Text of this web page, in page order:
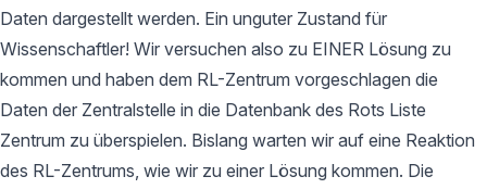
Daten dargestellt werden. Ein unguter Zustand für
Wissenschaftler! Wir versuchen also zu EINER Lösung zu
kommen und haben dem RL-Zentrum vorgeschlagen die
Daten der Zentralstelle in die Datenbank des Rots Liste
Zentrum zu überspielen. Bislang warten wir auf eine Reaktion
des RL-Zentrums, wie wir zu einer Lösung kommen. Die